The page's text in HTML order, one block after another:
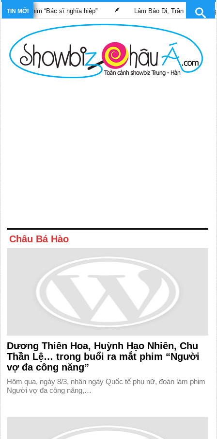
TIN MỚI
phim “Bác sĩ nghĩa hiệp” Lâm Bảo Di, Trần Pháp Dung tái
Châu Bá Hào
Dương Thiên Hoa, Huỳnh Hạo Nhiên, Chu
Thần Lệ… trong buổi ra mắt phim “Người
vợ đa công năng”
Hôm qua, ngày 8/3, nhân ngày Quốc tế phụ nữ, đoàn làm phim
Người vợ đa công năng,…